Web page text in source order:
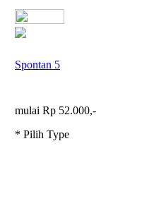
Spontan 5
mulai Rp 52.000,-
* Pilih Type